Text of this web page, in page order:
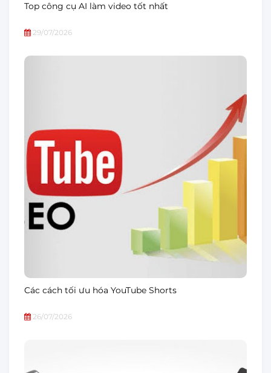
Top công cụ AI làm video tốt nhất
29/07/2026
Các cách tối ưu hóa YouTube Shorts
26/07/2026